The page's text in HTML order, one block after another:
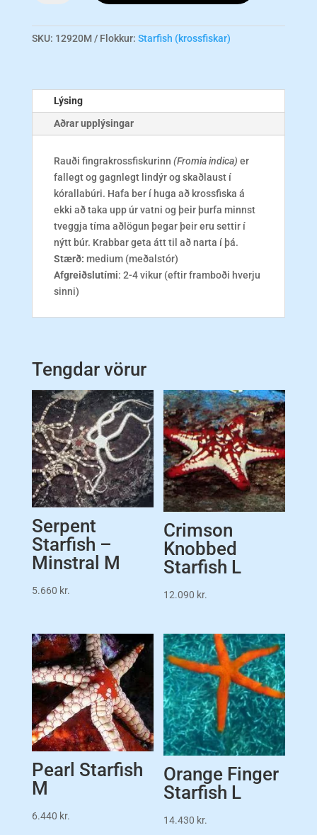
SKU: 12920M Flokkur: Starfish (krossfiskar)
Lýsing
Aðrar upplýsingar
Rauði fingrakrossfiskurinn (Fromia indica) er
fallegt og gagnlegt lindýr og skaðlaust í
kórallabúri. Hafa ber í huga að krossfiska á
ekki að taka upp úr vatni og þeir þurfa minnst
tveggja tíma aðlögun þegar þeir eru settir í
nýtt búr. Krabbar geta átt til að narta í þá.
Stærð: medium (meðalstór)
Afgreiðslutími: 2-4 vikur (eftir framboði hverju
sinni)
Tengdar vörur
Serpent
Starfish –
Minstral M
5.660 kr.
Crimson
Knobbed
Starfish L
12.090 kr.
Pearl Starfish
M
6.440 kr.
Orange Finger
Starfish L
14.430 kr.